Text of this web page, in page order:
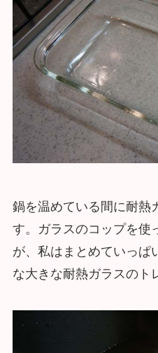
鍋を温めている間に耐熱
す。ガラスのコップを使
が、私はまとめていっぱ
な大きな耐熱ガラスのト